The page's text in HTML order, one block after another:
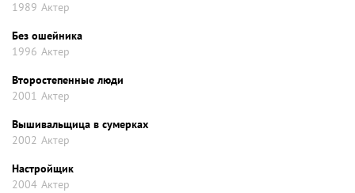
1989 Актер
Без ошейника
1996 Актер
Второстепенные люди
2001 Актер
Вышивальщица в сумерках
2002 Актер
Настройщик
2004 Актер